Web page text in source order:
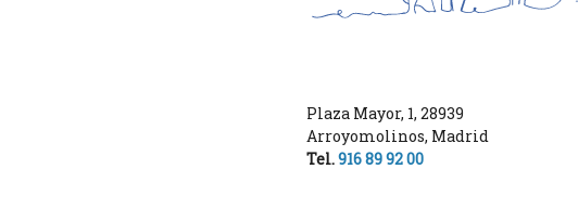
Plaza Mayor, 1, 28939
Arroyomolinos, Madrid
Tel.916 89 92 00